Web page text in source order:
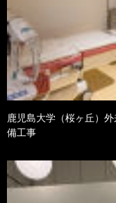
鹿児島大学（桜ヶ丘）
備工事